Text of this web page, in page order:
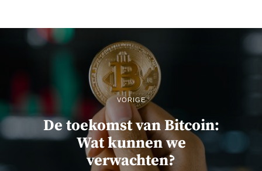
VORIGE
De toekomst van Bitcoin:
Wat kunnen we
verwachten?